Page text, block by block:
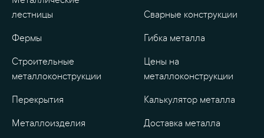
лестницы
Фермы
Строительные
металлоконструкции
Перекрытия
Металлоизделия
Сварные конструкции
Гибка металла
Цены на
металлоконструкции
Калькулятор металла
Доставка металла